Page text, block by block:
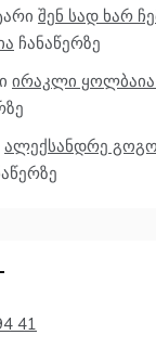
შენ სად ხარ
ჩანაწერზე
ირაკლი ყოლბაია
ალექსანდრე
41